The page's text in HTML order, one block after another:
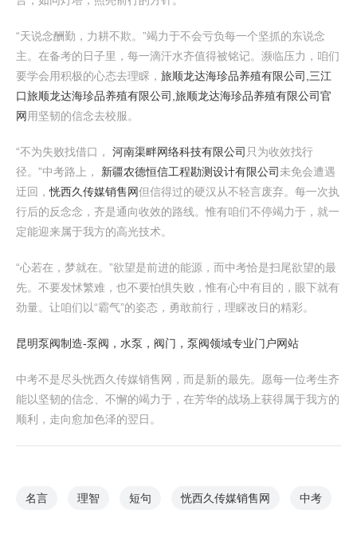
“天说念酬勤，力耕不欺。”竭力于不会亏负每一个坚抓的东说念
主。在备考的日子里，每一滴汗水齐值得被铭记。濒临压力，咱们
要学会用积极的心态去理睬， 旅顺龙达海珍品养殖有限公司,三江
口旅顺龙达海珍品养殖有限公司,旅顺龙达海珍品养殖有限公司官
网 用坚韧的信念去校服。
“不为失败找借口， 河南渠畔网络科技有限公司 只为收效找行
径。”中考路上， 新疆农德恒信工程勘测设计有限公司 未免会遭遇
迂回，恍西久传媒销售网但信得过的硬汉从不轻言废弃。每一次执
行后的反念念，齐是通向收效的路线。惟有咱们不停竭力于，就一
定能迎来属于我方的高光技术。
“心若在，梦就在。”欲望是前进的能源，而中考恰是扫尾欲望的最
先。不要发怵繁难，也不要怕惧失败，惟有心中有目的，眼下就有
劲量。让咱们以“霸气”的姿态，勇敢前行，理睬改日的精彩。
昆明泵阀制造-泵阀，水泵，阀门，泵阀领域专业门户网站
中考不是尽头恍西久传媒销售网，而是新的最先。愿每一位考生齐
能以坚韧的信念、不懈的竭力于，在芳华的战场上获得属于我方的
顺利，走向愈加色泽的翌日。
名言 理智 短句 恍西久传媒销售网 中考